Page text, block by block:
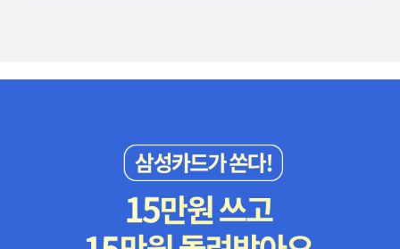
성은 기술적인 부분에도 적용이 된다. 이 책을 읽고 소프트웨어의 세
부라고 생각해선 안 된다. 365일 고민하고 개발해야 한다. 그게 IT 세
계의 사실이다. 코딩교육을 받아야 한다고 하지만 정확히 왜 받아야
하는지 개발자라는 일이 나의 적성과 잘 접목할 수 있는지 냉정하게
판단해야 한다. 그렇지 않으면 시간 낭비다. 소프트웨어의 프로필을